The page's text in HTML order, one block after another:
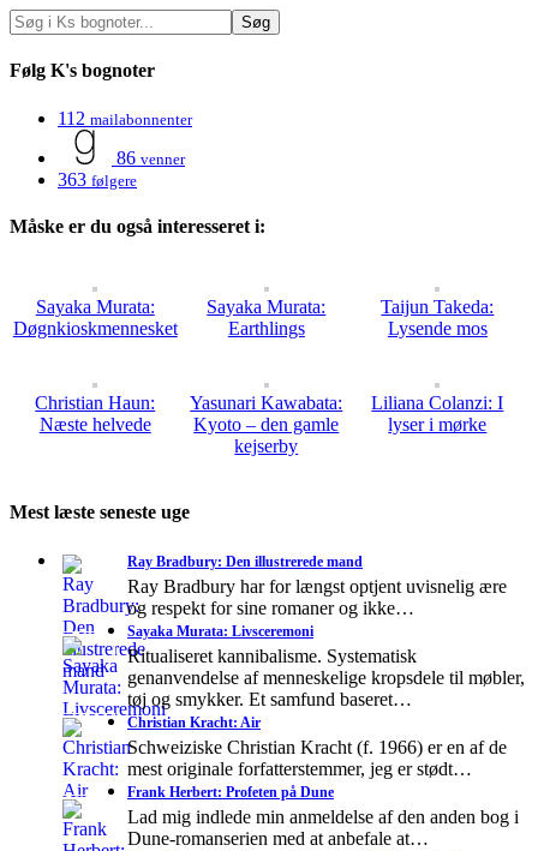
Følg K's bognoter
112 mailabonnenter
86 venner
363 følgere
Måske er du også interesseret i:
Sayaka Murata:
Døgnkioskmennesket
Sayaka Murata:
Earthlings
Taijun Takeda:
Lysende mos
Christian Haun:
Næste helvede
Yasunari Kawabata:
Kyoto – den gamle
kejserby
Liliana Colanzi: I
lyser i mørke
Mest læste seneste uge
Ray Bradbury: Den illustrerede mand
Ray Bradbury har for længst optjent uvisnelig ære
og respekt for sine romaner og ikke…
Sayaka Murata: Livsceremoni
Ritualiseret kannibalisme. Systematisk
genanvendelse af menneskelige kropsdele til møbler,
tøj og smykker. Et samfund baseret…
Christian Kracht: Air
Schweiziske Christian Kracht (f. 1966) er en af de
mest originale forfatterstemmer, jeg er stødt…
Frank Herbert: Profeten på Dune
Lad mig indlede min anmeldelse af den anden bog i
Dune-romanserien med at anbefale at…